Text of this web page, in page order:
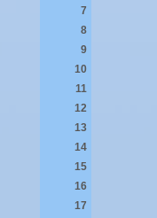
7
8
9
10
11
12
13
14
15
16
17